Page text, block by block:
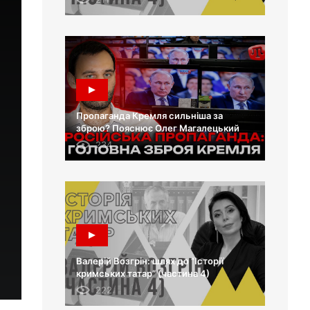
Пропаганда Кремля сильніша за
зброю? Пояснює Олег Магалецький
234
Валерій Возгрін: шлях до “Історії
кримських татар” (частина 4)
222